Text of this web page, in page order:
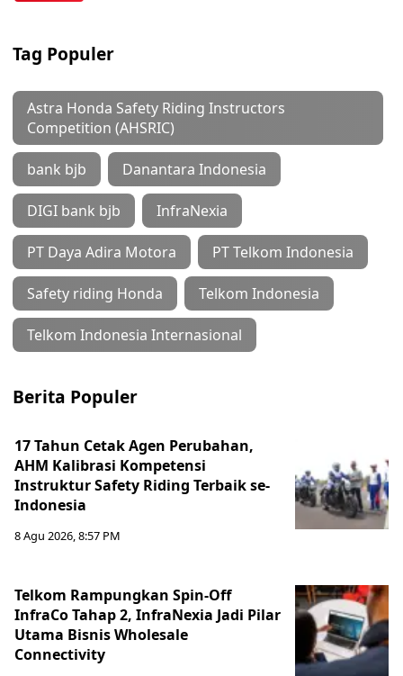
Tag Populer
Astra Honda Safety Riding Instructors
Competition (AHSRIC)
bank bjb Danantara Indonesia
DIGI bank bjb InfraNexia
PT Daya Adira Motora PT Telkom Indonesia
Safety riding Honda Telkom Indonesia
Telkom Indonesia Internasional
Berita Populer
17 Tahun Cetak Agen Perubahan,
AHM Kalibrasi Kompetensi
Instruktur Safety Riding Terbaik se-
Indonesia
8 Agu 2026, 8:57 PM
Telkom Rampungkan Spin-Off
InfraCo Tahap 2, InfraNexia Jadi Pilar
Utama Bisnis Wholesale
Connectivity